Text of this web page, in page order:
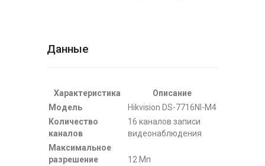
Данные
Характеристика
Описание
Модель
Hikvision DS-7716NI-M4
Количество
каналов
16 каналов записи
видеонаблюдения
Максимальное
разрешение
12 Мп